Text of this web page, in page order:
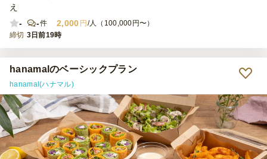
え
-
-件 2,000 円/人（100,000円〜）
締切 3日前19時
hanamalのベーシックプラン
hanamal(ハナマル)